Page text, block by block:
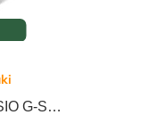
ZEGAREK MĘSKI CASIO G-SHOCK G-SQUAD 46mm GBD-300-7ER